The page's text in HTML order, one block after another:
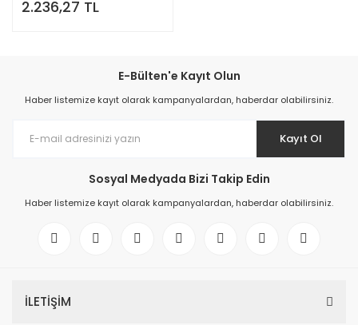
2.236,27 TL
E-Bülten'e Kayıt Olun
Haber listemize kayıt olarak kampanyalardan, haberdar olabilirsiniz.
Kayıt Ol
Sosyal Medyada Bizi Takip Edin
Haber listemize kayıt olarak kampanyalardan, haberdar olabilirsiniz.
İLETİŞİM